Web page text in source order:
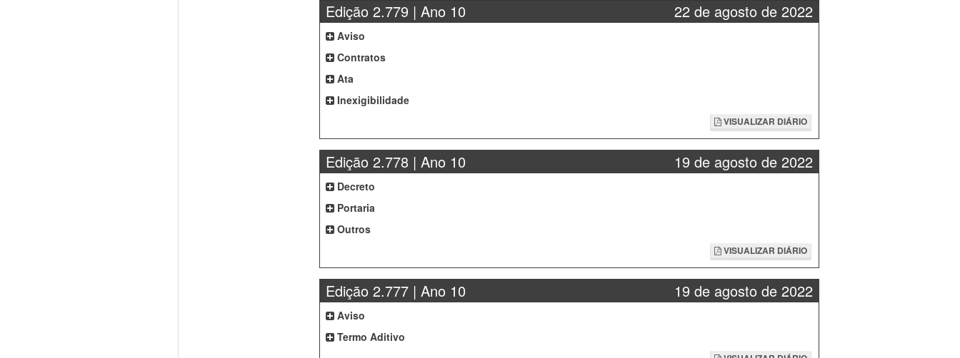
Edição 2.779 | Ano 10 22 de agosto de 2022
Aviso
Contratos
Ata
Inexigibilidade
VISUALIZAR DIÁRIO
Edição 2.778 | Ano 10 19 de agosto de 2022
Decreto
Portaria
Outros
VISUALIZAR DIÁRIO
Edição 2.777 | Ano 10 19 de agosto de 2022
Aviso
Termo Aditivo